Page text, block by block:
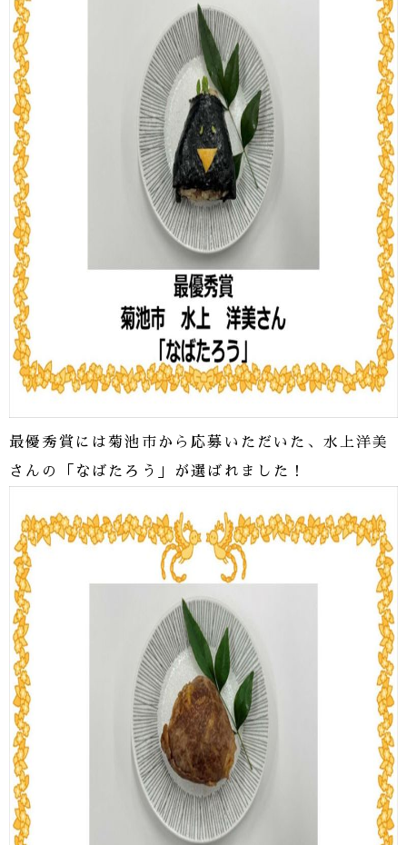
最優秀賞には菊池市から応募いただいた、水上洋美
さんの「なばたろう」が選ばれました！